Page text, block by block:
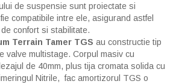
de suspensie sunt proiectate si
compatibile intre ele, asigurand astfel
confort si stabilitate.
Terrain Tamer TGS au constructie tip
valve multistage. Corpul masiv cu
de 40mm, plus tija cromata solida cu
Nitrile, fac amortizorul TGS o